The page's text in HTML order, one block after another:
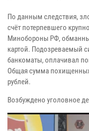
По данным следствия,
счёт потерпевшего
Минобороны РФ,
картой. Подозреваемый
банкоматы, оплачивал
Общая сумма
рублей.
Возбуждено уголовное